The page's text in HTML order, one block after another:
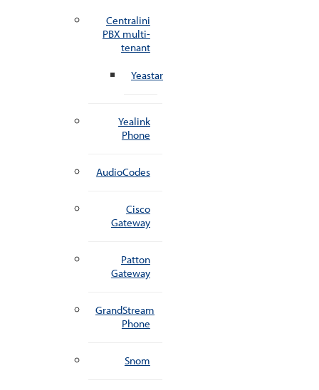
Centralini
PBX multi-
tenant
Yeastar
Yealink
Phone
AudioCodes
Cisco
Gateway
Patton
Gateway
GrandStream
Phone
Snom